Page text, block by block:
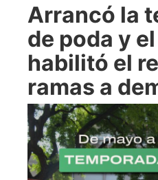
Arrancó la
de poda y
habilitó el
ramas a